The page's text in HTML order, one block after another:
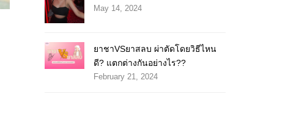
May 14, 2024
ยาชาVSยาสลบ ผ่าตัดโดยวิธีไหน
ดี? แตกต่างกันอย่างไร??
February 21, 2024